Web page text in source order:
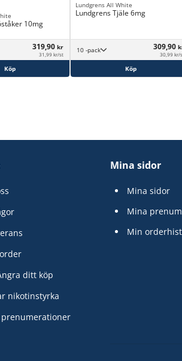
10mg
319,90 kr
31,99 kr/st
Köp
Lundgrens All White
Lundgrens Tjäle 6mg
10 -pack 309,90
30,99 kr/
Köp
ditt köp
nikotinstyrka
prenumerationer
Mina sidor
Mina sidor
Mina
Min